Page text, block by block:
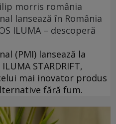
morris românia
lansează în România
ILUMA – descoperă
(PMI) lansează la
STARDRIFT,
mai inovator produs
fără fum.